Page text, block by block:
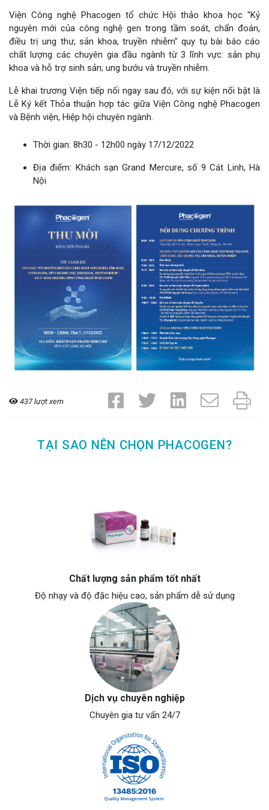
Viện Công nghệ Phacogen tổ chức Hội thảo khoa học "Kỷ
nguyên mới của công nghệ gen trong tầm soát, chẩn đoán,
điều trị ung thư, sản khoa, truyền nhiễm" quy tụ bài báo cáo
chất lượng các chuyên gia đầu ngành từ 3 lĩnh vực: sản phụ
khoa và hỗ trợ sinh sản; ung bướu và truyền nhiễm.
Lễ khai trương Viện tiếp nối ngay sau đó, với sự kiện nổi bật là
Lễ Ký kết Thỏa thuận hợp tác giữa Viện Công nghệ Phacogen
và Bệnh viện, Hiệp hội chuyên ngành.
Thời gian: 8h30 - 12h00 ngày 17/12/2022
Địa điểm: Khách sạn Grand Mercure, số 9 Cát Linh, Hà
Nội
437 lượt xem
TẠI SAO NÊN CHỌN PHACOGEN?
Chất lượng sản phẩm tốt nhất
Độ nhạy và độ đặc hiệu cao, sản phẩm dễ sử dụng
Dịch vụ chuyên nghiệp
Chuyên gia tư vấn 24/7